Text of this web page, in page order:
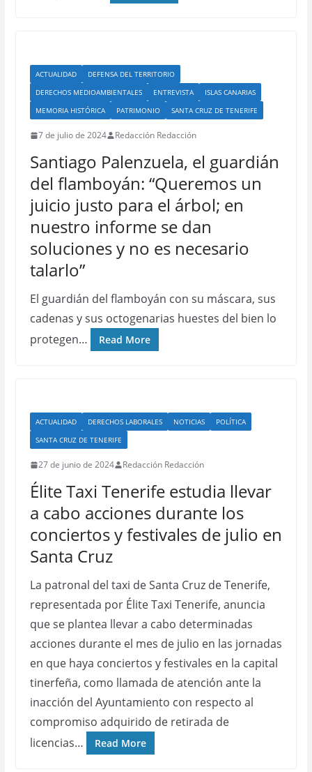
ACTUALIDAD
DEFENSA DEL TERRITORIO
DERECHOS MEDIOAMBIENTALES
ENTREVISTA
ISLAS CANARIAS
MEMORIA HISTÓRICA
PATRIMONIO SANTA CRUZ DE TENERIFE
7 de julio de 2024 Redacción Redacción
Santiago Palenzuela, el guardián
del flamboyán: “Queremos un
juicio justo para el árbol; en
nuestro informe se dan
soluciones y no es necesario
talarlo”
El guardián del flamboyán con su máscara, sus
cadenas y sus octogenarias huestes del bien lo
protegen…
Read More
ACTUALIDAD DERECHOS LABORALES NOTICIAS
POLÍTICA
SANTA CRUZ DE TENERIFE
27 de junio de 2024 Redacción Redacción
Élite Taxi Tenerife estudia llevar
a cabo acciones durante los
conciertos y festivales de julio en
Santa Cruz
La patronal del taxi de Santa Cruz de Tenerife,
representada por Élite Taxi Tenerife, anuncia
que se plantea llevar a cabo determinadas
acciones durante el mes de julio en las jornadas
en que haya conciertos y festivales en la capital
tinerfeña, como llamada de atención ante la
inacción del Ayuntamiento con respecto al
compromiso adquirido de retirada de
licencias…
Read More